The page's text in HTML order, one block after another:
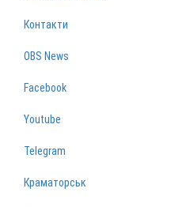
Контакти
OBS News
Facebook
Youtube
Telegram
Краматорськ